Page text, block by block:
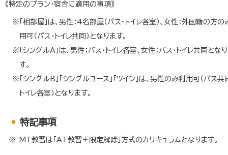
《特定のプラン・宿舎に適用の事項》
「相部屋」は、男性：4名部屋（バス・トイレ各室）、女性：外国籍の方の
用可（バス・トイレ共同）となります。
「シングルA」は、男性：バス・トイレ各室、女性：バス・トイレ共同とな
す。
「シングルB」「シングルユース」「ツイン」は、男性のみ利用可（バス共
トイレ各室）となります。
特記事項
MT教習は「AT教習＋限定解除」方式のカリキュラムとなります。